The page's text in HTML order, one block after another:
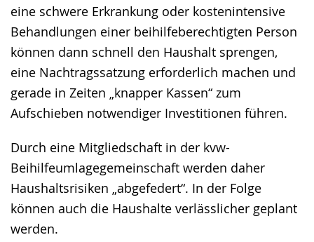
eine schwere Erkrankung oder kostenintensive
Behandlungen einer beihilfeberechtigten Person
können dann schnell den Haushalt sprengen,
eine Nachtragssatzung erforderlich machen und
gerade in Zeiten „knapper Kassen“ zum
Aufschieben notwendiger Investitionen führen.
Durch eine Mitgliedschaft in der kvw-
Beihilfeumlagegemeinschaft werden daher
Haushaltsrisiken „abgefedert“. In der Folge
können auch die Haushalte verlässlicher geplant
werden.